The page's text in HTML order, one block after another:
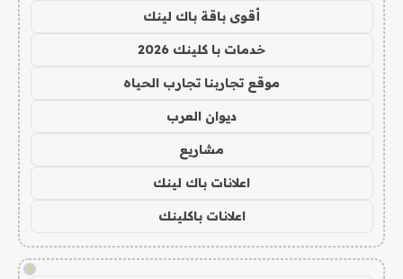
أقوى باقة باك لينك
خدمات با كلينك 2026
موقع تجاربنا تجارب الحياه
ديوان العرب
مشاريع
اعلانات باك لينك
اعلانات باكلينك
!